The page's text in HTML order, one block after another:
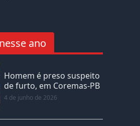
ano
Homem é preso suspeito
de furto, em Coremas-PB
4 de junho de 2026